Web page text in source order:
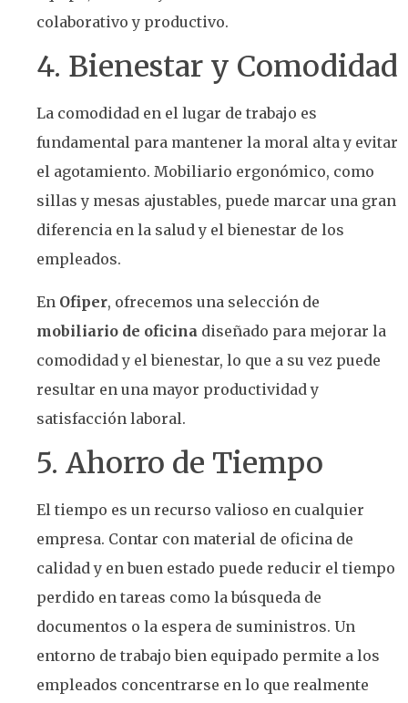
colaborativo y productivo.
4. Bienestar y Comodidad
La comodidad en el lugar de trabajo es
fundamental para mantener la moral alta y evitar
el agotamiento. Mobiliario ergonómico, como
sillas y mesas ajustables, puede marcar una gran
diferencia en la salud y el bienestar de los
empleados.
En Ofiper, ofrecemos una selección de
mobiliario de oficina diseñado para mejorar la
comodidad y el bienestar, lo que a su vez puede
resultar en una mayor productividad y
satisfacción laboral.
5. Ahorro de Tiempo
El tiempo es un recurso valioso en cualquier
empresa. Contar con material de oficina de
calidad y en buen estado puede reducir el tiempo
perdido en tareas como la búsqueda de
documentos o la espera de suministros. Un
entorno de trabajo bien equipado permite a los
empleados concentrarse en lo que realmente